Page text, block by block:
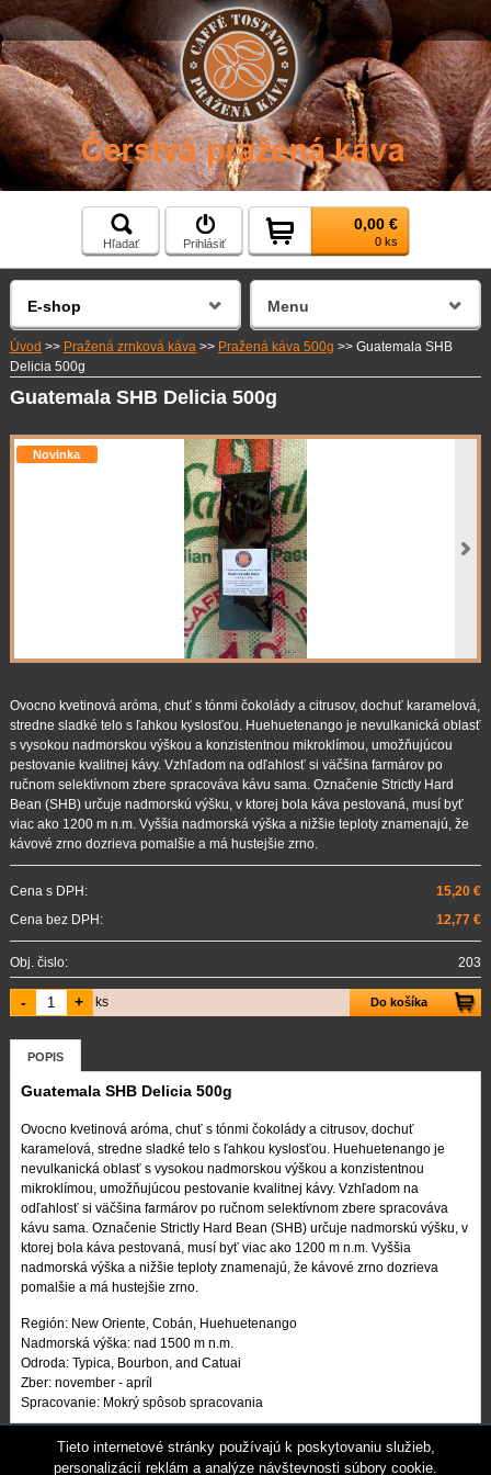
Hľadať Prihlásiť
0,00 €
0 ks
Úvod >> Pražená zrnková káva >> Pražená káva 500g >> Guatemala SHB
Delicia 500g
Guatemala SHB Delicia 500g
Novinka
Ovocno kvetinová aróma, chuť s tónmi čokolády a citrusov, dochuť karamelová,
stredne sladké telo s ľahkou kyslosťou. Huehuetenango je nevulkanická oblasť
s vysokou nadmorskou výškou a konzistentnou mikroklímou, umožňujúcou
pestovanie kvalitnej kávy. Vzhľadom na odľahlosť si väčšina farmárov po
ručnom selektívnom zbere spracováva kávu sama. Označenie Strictly Hard
Bean (SHB) určuje nadmorskú výšku, v ktorej bola káva pestovaná, musí byť
viac ako 1200 m n.m. Vyššia nadmorská výška a nižšie teploty znamenajú, že
kávové zrno dozrieva pomalšie a má hustejšie zrno.
Cena s DPH:
15,20 €
Cena bez DPH:
12,77 €
Obj. čislo: 203
Do košíka
- + ks
POPIS
Guatemala SHB Delicia 500g
Ovocno kvetinová aróma, chuť s tónmi čokolády a citrusov, dochuť
karamelová, stredne sladké telo s ľahkou kyslosťou. Huehuetenango je
nevulkanická oblasť s vysokou nadmorskou výškou a konzistentnou
mikroklímou, umožňujúcou pestovanie kvalitnej kávy. Vzhľadom na
odľahlosť si väčšina farmárov po ručnom selektívnom zbere spracováva
kávu sama. Označenie Strictly Hard Bean (SHB) určuje nadmorskú výšku, v
ktorej bola káva pestovaná, musí byť viac ako 1200 m n.m. Vyššia
nadmorská výška a nižšie teploty znamenajú, že kávové zrno dozrieva
pomalšie a má hustejšie zrno.
Región: New Oriente, Cobán, Huehuetenango
Nadmorská výška: nad 1500 m n.m.
Odroda: Typica, Bourbon, and Catuai
Zber: november - apríl
Spracovanie: Mokrý spôsob spracovania
E-shop Menu
Caffé Tostato * Pražená káva, Hlbiny 610/5, 960 01 Zvolen
caffetostato@prazenakava.sk +421 948 514848
Tieto internetové stránky používajú k poskytovaniu služieb,
personalizácií reklám a analýze návštevnosti súbory cookie.